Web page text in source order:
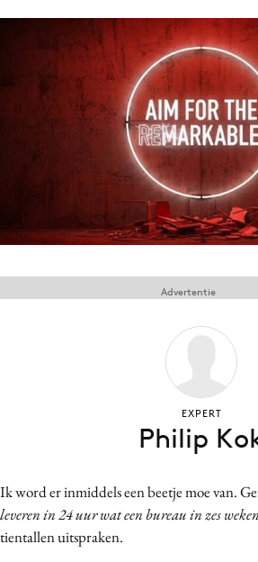
12 nov: MarketingLive!
Adverteren
Events
Opleidingen
Bureaus
Campagnes
Carriere
Ik word er inmiddels een beetje moe van.
leveren in 24 uur wat een bureau in zes
tientallen uitspraken.
Advertentie
EXPERT
Philip